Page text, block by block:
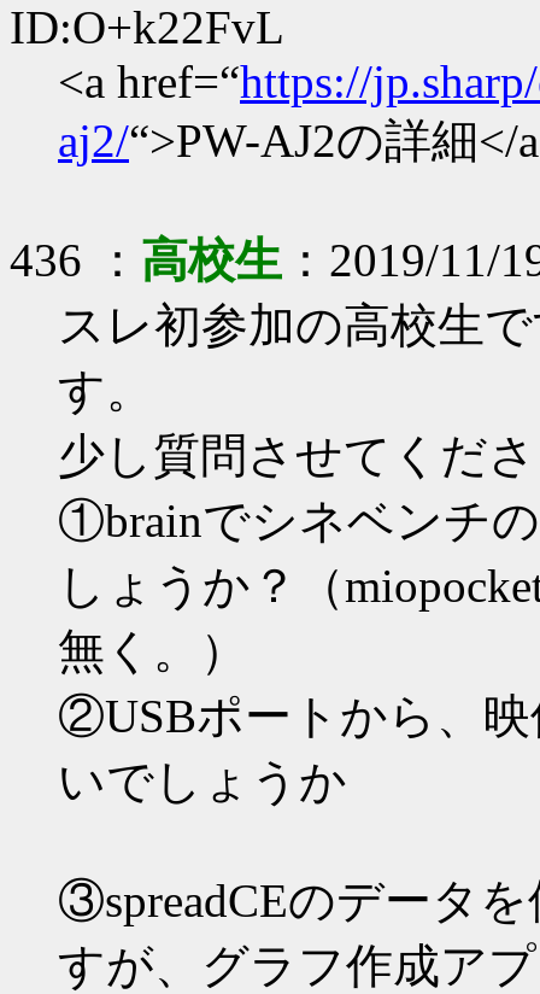
ID:O+k22FvL
<a href=“https://
aj2/“>PW-AJ2の詳細</
436 ： 高校生 ：2019/11/
スレ初参加の高校生
す。
少し質問させてくだ
①brainでシネベンチ
しょうか？（
無く。）
②USBポートから、
いでしょうか
③spreadCEのデータ
すが、グラフ作成ア